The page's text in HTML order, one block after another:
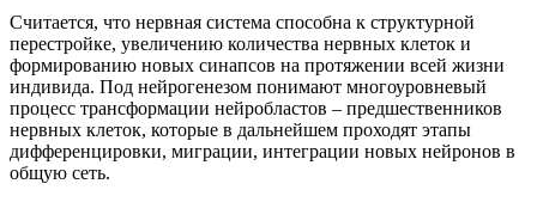
Считается, что нервная система способна к структурной
перестройке, увеличению количества нервных клеток и
формированию новых синапсов на протяжении всей жизни
индивида. Под нейрогенезом понимают многоуровневый
процесс трансформации нейробластов – предшественников
нервных клеток, которые в дальнейшем проходят этапы
дифференцировки, миграции, интеграции новых нейронов в
общую сеть.